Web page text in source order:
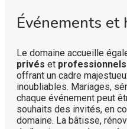
Événements
Le domaine accueille
privés et professionnels
offrant un cadre
inoubliables. Mariages,
chaque événement peut
souhaits des invités, en
domaine. La bâtisse,